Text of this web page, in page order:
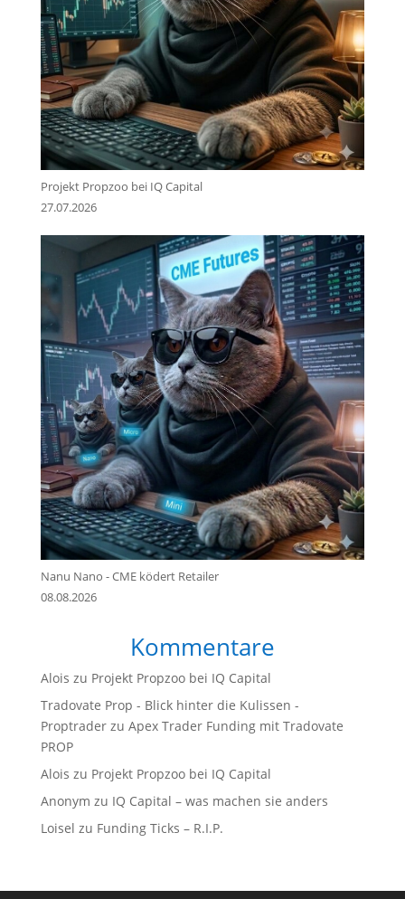
Projekt Propzoo bei IQ Capital
27.07.2026
Nanu Nano - CME ködert Retailer
08.08.2026
Kommentare
Alois zu Projekt Propzoo bei IQ Capital
Tradovate Prop - Blick hinter die Kulissen -
Proptraderzu Apex Trader Funding mit Tradovate
PROP
Alois zu Projekt Propzoo bei IQ Capital
Anonym zu IQ Capital – was machen sie anders
Loisel zu Funding Ticks – R.I.P.